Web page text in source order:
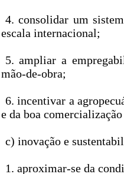
4. consolidar um
escala internacional;
5. ampliar a
mão-de-obra;
6. incentivar a
e da boa
c) inovação e
1. aproximar-se da